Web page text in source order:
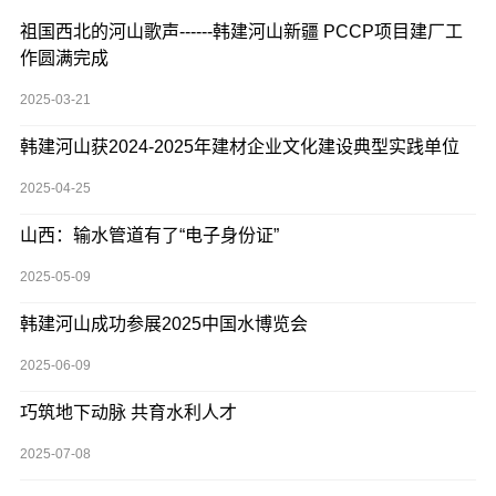
祖国西北的河山歌声------韩建河山新疆 PCCP项目建厂工
作圆满完成
2025-03-21
韩建河山获2024-2025年建材企业文化建设典型实践单位
2025-04-25
山西：输水管道有了“电子身份证”
2025-05-09
韩建河山成功参展2025中国水博览会
2025-06-09
巧筑地下动脉 共育水利人才
2025-07-08